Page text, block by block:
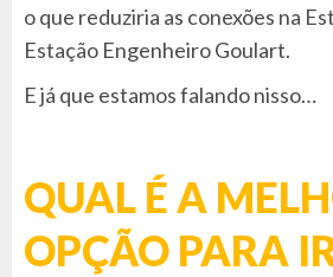
o que reduziria as conexões na
Estação Engenheiro Goulart.
E já que estamos falando nisso…
QUAL É A
OPÇÃO PARA